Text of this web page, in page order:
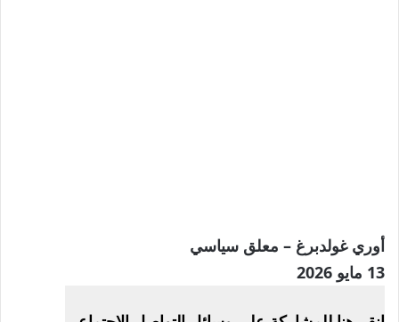
أوري غولدبرغ – معلق سياسي
نُشرت
13 مايو 2026